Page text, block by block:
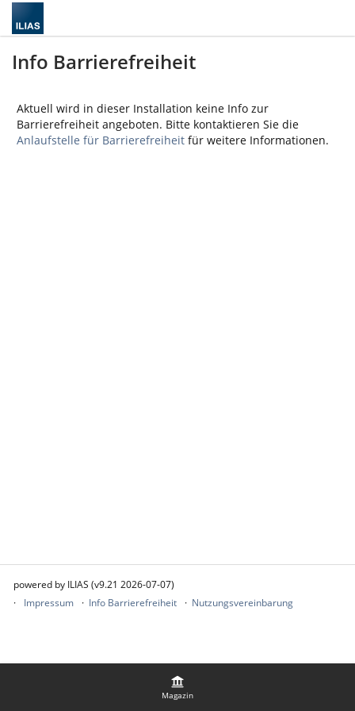
Magazin
Info Barrierefreiheit
Aktuell wird in dieser Installation keine Info zur
Barrierefreiheit angeboten. Bitte kontaktieren Sie die
Anlaufstelle für Barrierefreiheit für weitere Informationen.
powered by ILIAS (v9.21 2026-07-07)
Impressum
Info Barrierefreiheit Nutzungsvereinbarung